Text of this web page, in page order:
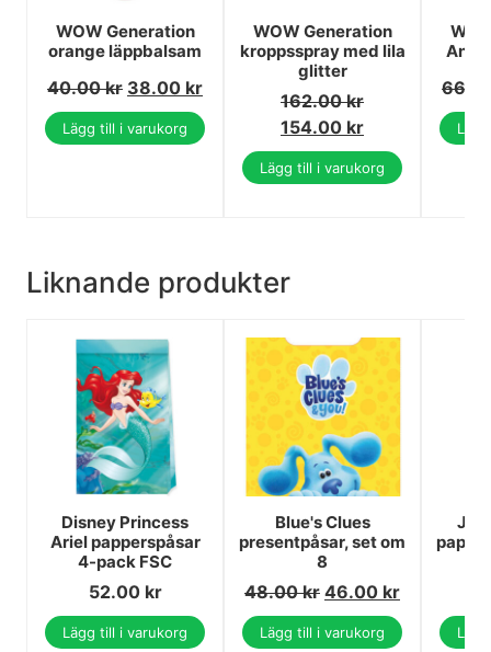
WOW Generation
orange läppbalsam
40.00kr 38.00 kr
Lägg till i varukorg
WOW Generation
kroppsspray med lila
glitter
162.00kr
154.00 kr
Lägg till i varukorg
Liknande produkter
Disney Princess
Ariel papperspåsar
4-pack FSC
52.00 kr
Lägg till i varukorg
Blue's Clues
presentpåsar, set om
8
48.00kr 46.00 kr
Lägg till i varukorg